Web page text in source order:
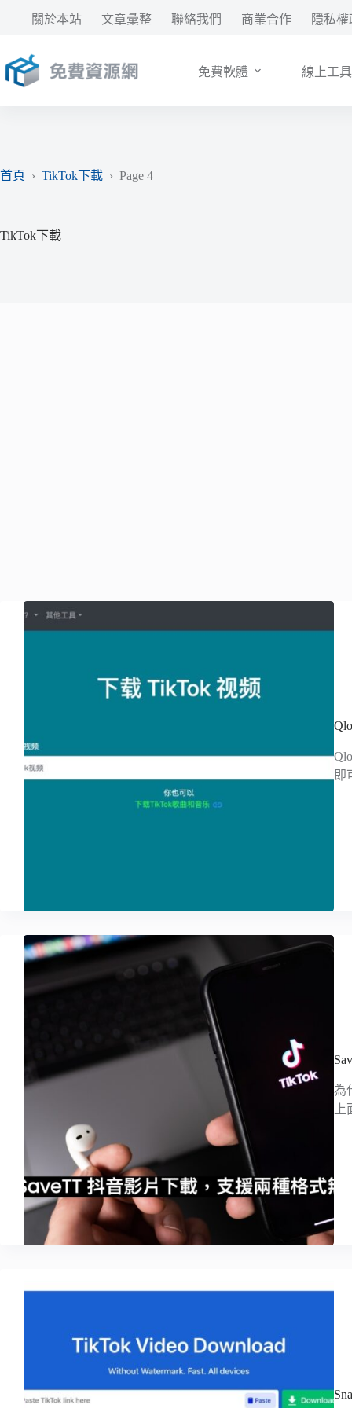
要
內
關於本站 文章彙整 聯絡我們 商業合作 隱私
免費軟體 線上工具
首頁 › TikTok下載 › Page 4
TikTok下載
即
為